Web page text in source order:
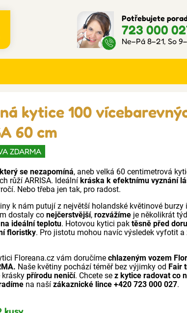
Potřebujete
723 000
Ne–Pá 8–21, So
kytice 100
60 cm
ZDARMA
se nezapomíná, aneb velká 60 centimetrová
růží ARRISA. Ideálníkráska k efektnímu vyznání
Nebo třeba jen tak, pro radost.
k nám putují z největší holandské květinové
dostaly conejčerstvější,rozvážíme je několikrát
ideální teplotu. Hotovou kytici paktěsně před
floristky. Pro jistotu mohou navíc výsledek vyfotit a
Floreana.cz vám doručímechlazeným vozem
Naše květiny pochází téměř bez výjimky od Fair
kráskypřírodu neničí. Chcete sez kytice radovat co
na našízákaznické lince +420 723 000 027.